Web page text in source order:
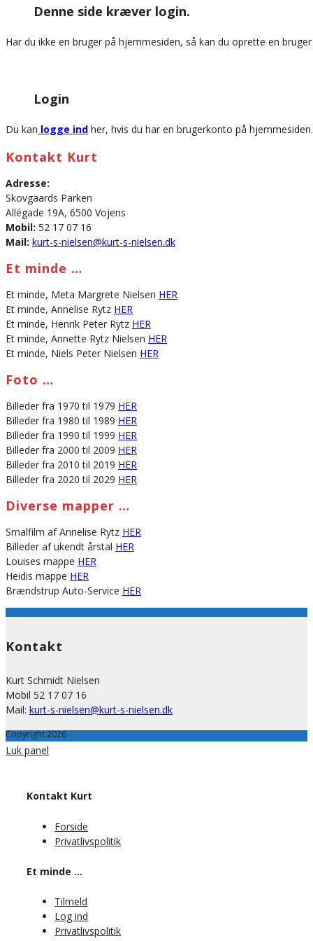
websiteDenne side kræver login.
Har du ikke en bruger på hjemmesiden, så kan du oprette en
Login
Du kan logge ind her, hvis du har en brugerkonto på hjemmesiden.
Kontakt Kurt
Adresse:
Skovgaards Parken
Allégade 19A, 6500 Vojens
Mobil: 52 17 07 16
Mail: kurt-s-nielsen@kurt-s-nielsen.dk
Et minde …
Et minde, Meta Margrete Nielsen HER
Et minde, Annelise Rytz HER
Et minde, Henrik Peter Rytz HER
Et minde, Annette Rytz Nielsen HER
Et minde, Niels Peter Nielsen HER
Foto …
Billeder fra 1970 til 1979 HER
Billeder fra 1980 til 1989 HER
Billeder fra 1990 til 1999 HER
Billeder fra 2000 til 2009 HER
Billeder fra 2010 til 2019 HER
Billeder fra 2020 til 2029 HER
Diverse mapper …
Smalfilm af Annelise Rytz HER
Billeder af ukendt årstal HER
Louises mappe HER
Heidis mappe HER
Brændstrup Auto-Service HER
Kontakt
Kurt Schmidt Nielsen
Mobil 52 17 07 16
Mail: kurt-s-nielsen@kurt-s-nielsen.dk
Copyright 2026
Luk panel
Kontakt Kurt
Forside
Privatlivspolitik
Et minde …
Tilmeld
Log ind
Privatlivspolitik